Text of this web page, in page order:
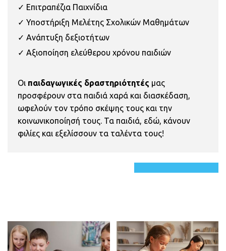
✓ Επιτραπέζια Παιχνίδια
✓ Υποστήριξη Μελέτης Σχολικών Μαθημάτων
✓ Ανάπτυξη δεξιοτήτων
✓ Αξιοποίηση ελεύθερου χρόνου παιδιών
Οι παιδαγωγικές δραστηριότητές μας
προσφέρουν στα παιδιά χαρά και διασκέδαση,
ωφελούν τον τρόπο σκέψης τους και την
κοινωνικοποίησή τους. Τα παιδιά, εδώ, κάνουν
φιλίες και εξελίσσουν τα ταλέντα τους!